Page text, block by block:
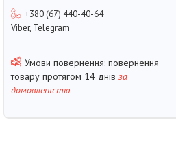
+380 (67) 440-40-64
Viber, Telegram
повернення
товару протягом 14 днів за
домовленістю